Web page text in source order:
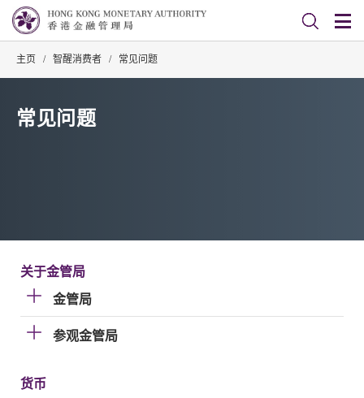
主页 / 智醒消费者 / 常见问题
常见问题
关于金管局
金管局
参观金管局
货币